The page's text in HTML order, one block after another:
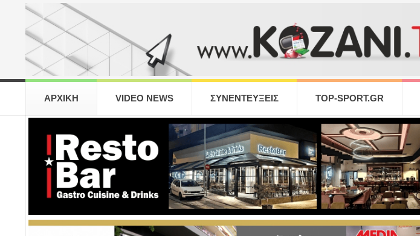
ΑΡΧΙΚΗ VIDEO NEWS ΣΥΝΕΝΤΕΥΞΕΙΣ TOP-SPORT.GR